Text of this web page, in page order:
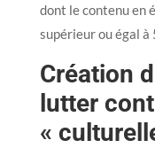
dont le contenu en
supérieur ou égal à
Création
lutter
«